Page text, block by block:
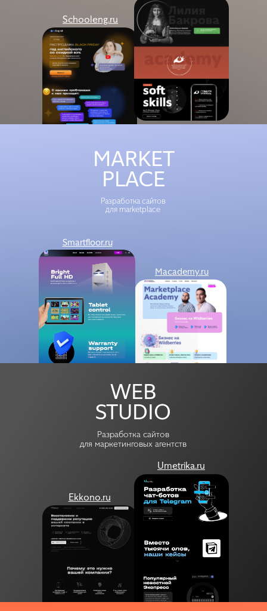
Schooleng.ru
MARKET
PLACE
Разработка сайтов
для marketplace
Macademy.ru
Macademy.ru
Smartfloor
Smartfloor.ru
WEB
STUDIO
Umetrika.ru
Ekkono.ru
Umetrika
Ekkono
Разработка сайтов
для маркетинговых агентств